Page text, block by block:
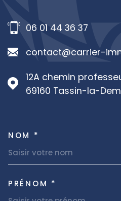
06 01 44 36 37
contact@carrier-
12A chemin
69160
Tassin-la-
NOM *
PRÉNOM *